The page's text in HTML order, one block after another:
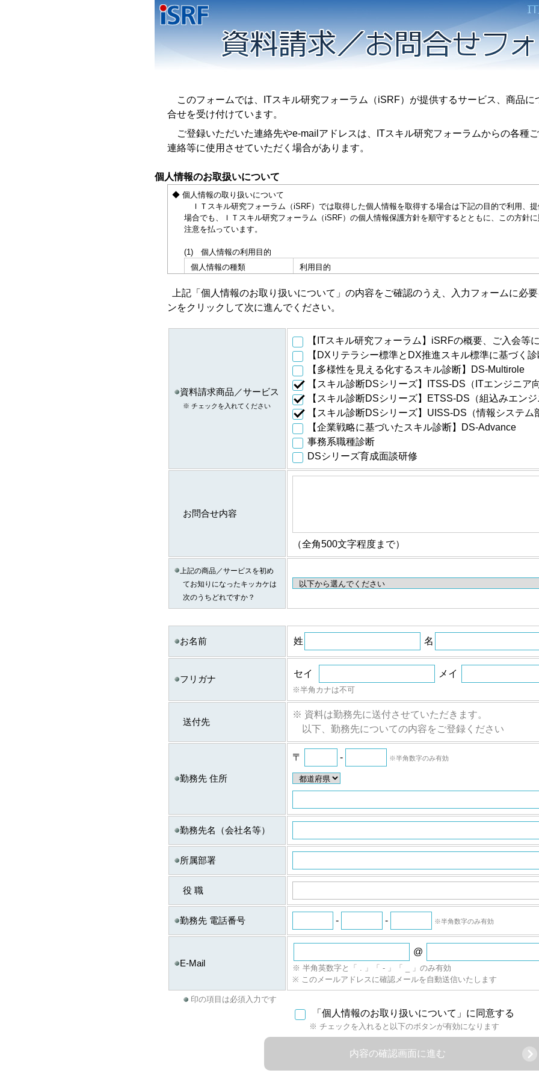
このフォームでは、ITスキル研究フォーラム（iSRF）が提供するサービス、商品に
合せを受け付けています。
ご登録いただいた連絡先やe-mailアドレスは、ITスキル研究フォーラムからの各種
連絡等に使用させていただく場合があります。
個人情報のお取扱いについて
◆ 個人情報の取り扱いについて
ＩＴスキル研究フォーラム（iSRF）では取得した個人情報を取得する場合は下記の目的で利用、
場合でも、ＩＴスキル研究フォーラム（iSRF）の個人情報保護方針を順守するとともに、この方針
注意を払っています。
(1) 個人情報の利用目的
個人情報の種類
利用目的
ａ．会員のお申し込みに伴
い取得した個人情報
・ご利用いただいている商品・サービスの提供・改良や、新たなサ
・提供している商品・サービスに関連した情報やアンケートなどを
・ご購入・ご登録いただいた商品・サービスの配送・提供・代金回
・ご利用いただいている商品・サービスの提供・改良や、新たなサ
・提供している商品・サービスに関連した情報やアンケートなどを
・当フォーラム取扱商品の発行元・発売元・提供元からの案内のため
ｃ．スキル診断システムの
ご利用に伴い取得した個人
・データを分析し診断結果を得るため
・スキル診断システムのご利用者が診断結果データを利用するため
・登録された個人情報および診断結果は、統計的に処理した情報を
して適時スキル診断システムに反映されます
登録された個人情報および診断結果は、統計的に処理した情報を集
公表し、全国平均値として適時スキル診断システムに反映されます
注)上記の内、統計的に処理した情報については、個人の特定ができない情報です。
個人情報の種類
個人情報の項目/提供の手段又は方法/提供先
ａ．会員のお申し込みに伴
い取得した個人情報
ｂ．資料請求・問合せに伴
ｅ．セミナー・展示会等に
て取得した個人情報
①提供する個人情報の項目
ご登録・お問い合わせをいただいた商品・サービス名、氏名、氏名
報など。
紙またはデータファイルによる提供。
③当該情報の提供先
株式会社日経BPマーケティングおよび株式会社ザ・ネット
ｃ．スキル診断システムの
ご利用に伴い取得した個人
ｄ．全国スキル調査へのご
報
①提供する個人情報の項目
氏名、氏名カナ、メールアドレス、勤務先名、所属部署名、アンケ
紙またはデータファイルによる提供。
③当該情報の提供先
株式会社日経BPマーケティング、株式会社ザ・ネットおよびｂの場
ムのご利用者
ＩＴスキル研究フォーラム（iSRF）は、皆さまの個人情報をできるだけ正確かつ最新の内容で管理
し出があったときは、登録情報の開示を行います。また、内容が正確でないなどのお申し出があっ
生する場合があります。
個人情報の取り扱いについてご意見ご質問がございましたら
ITスキル研究フォーラム（iSRF）事務局
までご連絡ください。
※株式会社日経BPマーケティングの個人情報取得に関するご説明
上記「個人情報のお取り扱いについて」の内容をご確認のうえ、入力フォームに必
ンをクリックして次に進んでください。
資料請求商品／サービス
※ チェックを入れてください
【ITスキル研究フォーラム】iSRFの概要、ご入会等
【DXリテラシー標準とDX推進スキル標準に基づく
【多様性を見える化するスキル診断】DS-Multirole
【スキル診断DSシリーズ】ITSS-DS（ITエンジニア向
【スキル診断DSシリーズ】ETSS-DS（組込みエンジ
【スキル診断DSシリーズ】UISS-DS（情報システム
【企業戦略に基づいたスキル診断】DS-Advance
事務系職種診断
DSシリーズ育成面談研修
お問合せ内容
（全角500文字程度まで）
上記の商品／サービスを初め
てお知りになったキッカケは
次のうちどれですか？
お名前 姓 名
フリガナ
セイ メイ
※半角カナは不可
送付先
※ 資料は勤務先に送付させていただきます。
以下、勤務先についての内容をご登録ください
勤務先 住所
〒 - ※半角数字のみ有効
勤務先名（会社名等）
所属部署
役 職
勤務先 電話番号 - - ※半角数字のみ有効
E-Mail
@
※ 半角英数字と「 . 」「 - 」「 _ 」のみ有効
※ このメールアドレスに確認メールを自動送信いたします
印の項目は必須入力です
「個人情報のお取り扱いについて」に同意する
※ チェックを入れると以下のボタンが有効になります
内容の確認画面に進む